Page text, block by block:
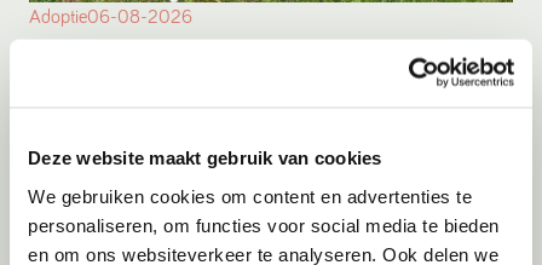
Deze website maakt gebruik van cookies
We gebruiken cookies om content en advertenties te
personaliseren, om functies voor social media te bieden
en om ons websiteverkeer te analyseren. Ook delen we
Adoptie06-08-2026